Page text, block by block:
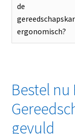
de
gereedschapskar
ergonomisch?
Bestel nu
gevuld